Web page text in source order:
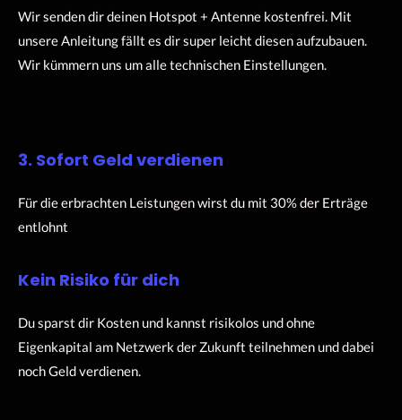
Wir senden dir deinen Hotspot + Antenne kostenfrei. Mit
unsere Anleitung fällt es dir super leicht diesen aufzubauen.
Wir kümmern uns um alle technischen Einstellungen.
3. Sofort Geld verdienen
Für die erbrachten Leistungen wirst du mit 30% der Erträge
entlohnt
Kein Risiko für dich
Du sparst dir Kosten und kannst risikolos und ohne
Eigenkapital am Netzwerk der Zukunft teilnehmen und dabei
noch Geld verdienen.